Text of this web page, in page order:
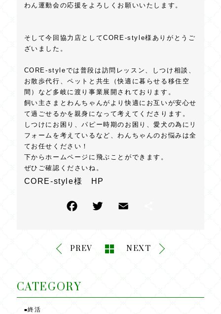
わん運動会の応援をよろしくお願いいたします。
そして今回協力店としてCORE-style様ありがとうご
ざいました。
CORE-styleでは普段は訪問レッスン、しつけ相談、
お散歩代行、ペットと共生（快適に暮らせる移住空
間）など多岐に渡り事業展開されております。
飼い主さまとわんちゃんがより快適にお互いが安心せ
て過ごせるかを親身になって考えてくださります。
しつけにお困り、パピー時期のお困り、愛犬の為にリ
フォームを考えているなど、わんちゃんのお悩みは全
てお任せください！
下からホームページに飛ぶことができます。
ぜひご確認くださいね。
CORE-style様 HP
F
e
o
T
e
l
PREV NEXT
CATEGORY
■終活